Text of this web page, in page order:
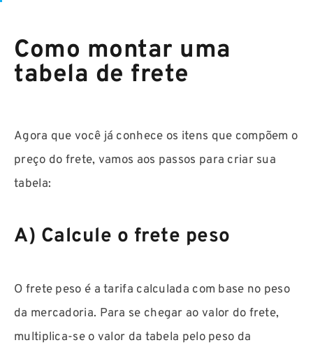
Como montar uma
tabela de frete
Agora que você já conhece os itens que compõem o
preço do frete, vamos aos passos para criar sua
tabela:
A) Calcule o frete peso
O frete peso é a tarifa calculada com base no peso
da mercadoria. Para se chegar ao valor do frete,
multiplica-se o valor da tabela pelo peso da